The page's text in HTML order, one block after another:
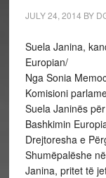
JULY 24, 2014 BY
Suela Janina,
Europian/
Nga Sonia
Komisioni
Suela Janinës
Bashkimin
Drejtoresha e
Shumëpalëshe
Janina, pritet të